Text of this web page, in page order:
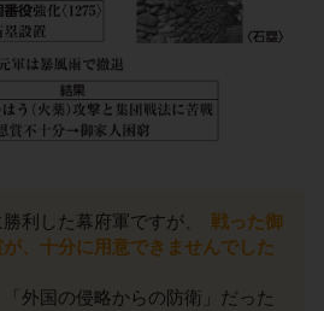
利した幕府軍ですが、
戦った御
、十分に用意できませんでした
「外国の侵略からの防衛」だった